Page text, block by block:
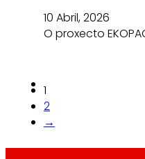
10 Abril, 2026
O proxecto
1
2
→